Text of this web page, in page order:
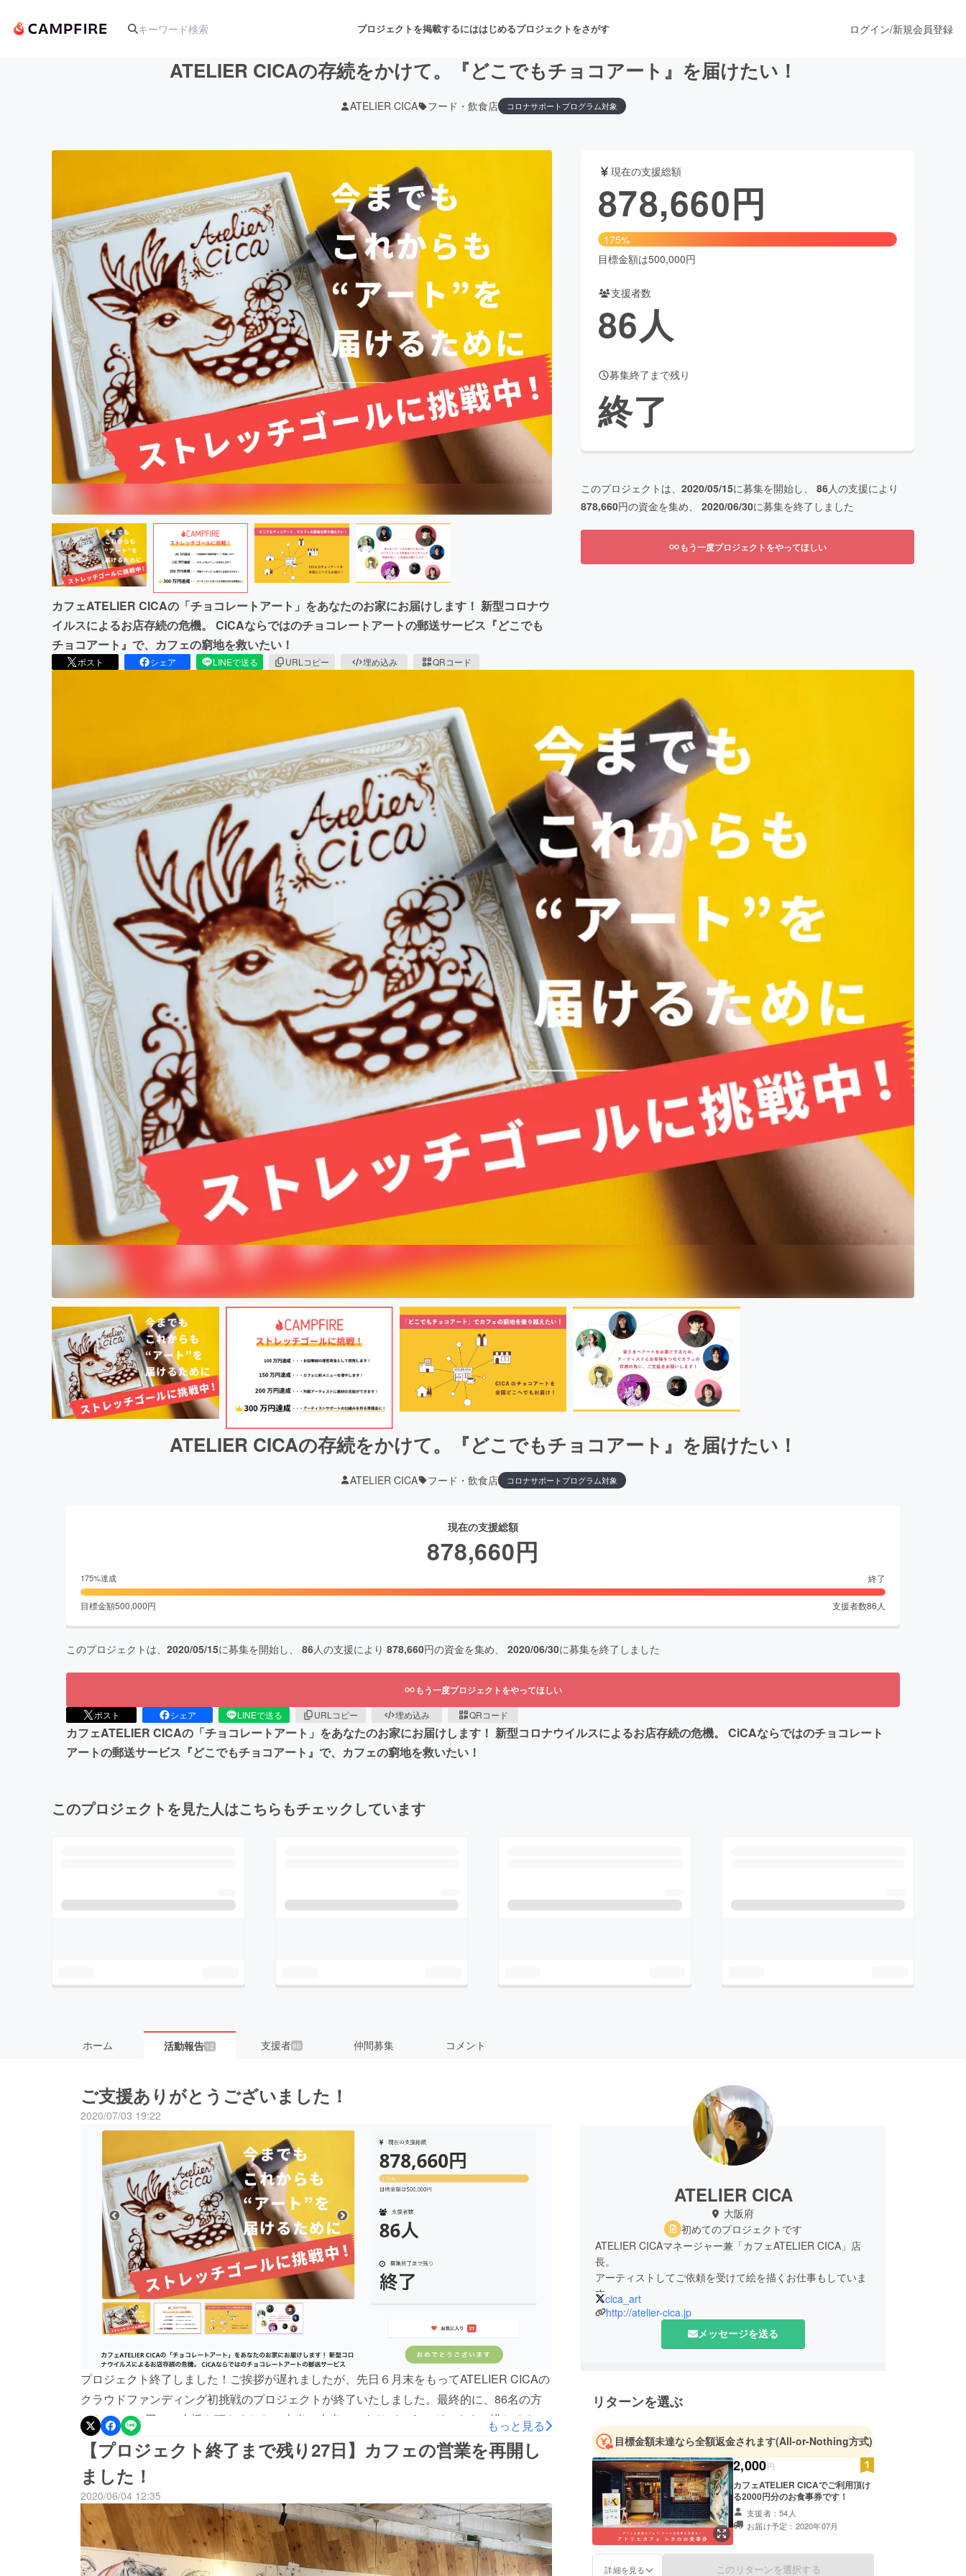
プロジェクトを掲載するにははじめるプロジェクトをさがす
舞台・パフォーマンス
テクノロジー・ガジェット ゲーム・サービス開発 フード・飲食店 ファッション
映像・映画 書籍・雑誌出版
ビジネス・起業 チャレンジ ビューティー・ヘルスケア
まちづくり・地域活性化
CAMPFIRE for Social Good
CAMPFIRE Creation
CAMPFIREふるさと納税machi-ya コミュニティ
ログイン/新規会員登録
ATELIER CICAの存続をかけて。『どこでもチョコアート』を届けたい！
ATELIER CICA フード・飲食店 コロナサポートプログラム対象
カフェATELIER CICAの「チョコレートアート」をあなたのお家にお届けします！ 新型コロナウ
イルスによるお店存続の危機。 CiCAならではのチョコレートアートの郵送サービス『どこでも
チョコアート』で、カフェの窮地を救いたい！
ポスト シェア LINEで送る URLコピー 埋め込み QRコード
現在の支援総額
878,660円
175%
目標金額は500,000円
支援者数
86人
募集終了まで残り
終了
このプロジェクトは、 2020/05/15に募集を開始し、 86人の支援により
878,660円の資金を集め、 2020/06/30に募集を終了しました
もう一度プロジェクトをやってほしい
ATELIER CICAの存続をかけて。『どこでもチョコアート』を届けたい！
ATELIER CICA フード・飲食店 コロナサポートプログラム対象
現在の支援総額
878,660円
175%達成 終了
目標金額500,000円 支援者数86 人
このプロジェクトは、 2020/05/15に募集を開始し、 86人の支援により 878,660円の資金を集め、 2020/06/30に募集を終了しました
もう一度プロジェクトをやってほしい
ポスト シェア LINEで送る URLコピー 埋め込み QRコード
カフェATELIER CICAの「チョコレートアート」をあなたのお家にお届けします！ 新型コロナウイルスによるお店存続の危機。 CiCAならではのチョコレート
アートの郵送サービス『どこでもチョコアート』で、カフェの窮地を救いたい！
このプロジェクトを見た人はこちらもチェックしています
ホーム 活動報告 12 支援者86 仲間募集 コメント
ご支援ありがとうございました！
2020/07/03 19:22
プロジェクト終了しました！ご挨拶が遅れましたが、先日６月末をもってATELIER CICAの
クラウドファンディング初挑戦のプロジェクトが終了いたしました。最終的に、86名の方
から878,660円のご支援を頂きました。本当に本当に、ありがとうございます！惜しくもス
トレッチゴールには届きませんでしたが、ご支援を頂いたことは勿論、皆様からの暖かい応
援のメッセージに、スタッフ一同心から感激しております！ご支援頂いた皆様へのリターン
のお届けについては、順次ご連絡させて頂きますので、今しばらくお待ちくださいませ
＊・・私がATELIER CICAに入った当初は移転して間も無く、毎日、どうすればお客様が来
てくださるだろう、知ってもらえるだろうと試行錯誤していました。今回プロジェクトに挑
戦し、こんなにも沢山の方に愛されるお店になれたのだということが何よりも嬉しく、励み
になりました。どんなに感謝しても感謝しきれません。頂いたご支援は、表記の通り、休業
もっと見る
【プロジェクト終了まで残り27日】カフェの営業を再開し
ました！
2020/06/04 12:35
ATELIER CICA
大阪府
初めてのプロジェクトです
ATELIER CICAマネージャー兼「カフェATELIER CICA」店
長。
アーティストしてご依頼を受けて絵を描くお仕事もしていま
す。
日常にアートの溢れる世界を目標に、日々試行錯誤していま
cica_art
http://atelier-cica.jp
メッセージを送る
リターンを選ぶ
目標金額未達なら全額返金されます(All-or-Nothing方式)
2,000円
カフェATELIER CICAでご利用頂け
る2000円分のお食事券です！
支援者：54人
お届け予定：2020年07月
詳細を見る このリターンを選択する